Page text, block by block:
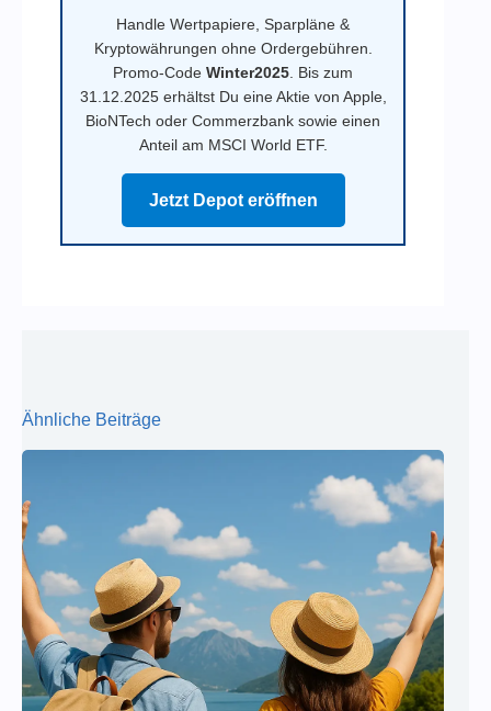
Handle Wertpapiere, Sparpläne &
Kryptowährungen ohne Ordergebühren.
Promo-CodeWinter2025 . Bis zum
31.12.2025 erhältst Du eine Aktie von Apple,
BioNTech oder Commerzbank sowie einen
Anteil am MSCI World ETF.
Jetzt Depot eröffnen
Ähnliche Beiträge